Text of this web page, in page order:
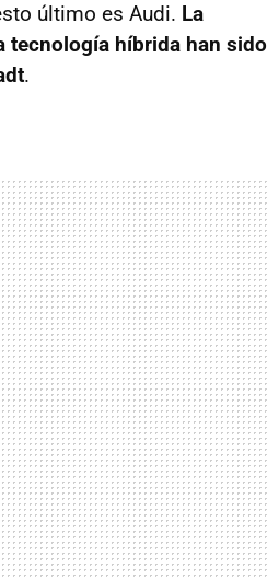
último es Audi. La
tecnología híbrida han sido
.